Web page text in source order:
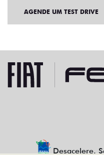
AGENDE UM TEST DRIVE
Desacelere.